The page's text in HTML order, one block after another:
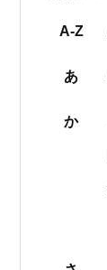
A-Z
あ
か